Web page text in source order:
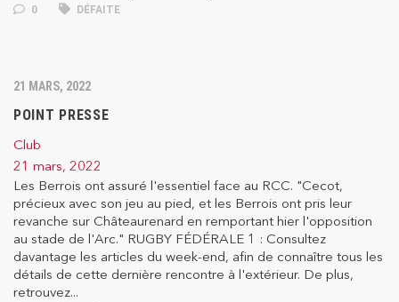
0 DÉFAITE
21 MARS, 2022
POINT PRESSE
Club
21 mars, 2022
Les Berrois ont assuré l'essentiel face au RCC. "Cecot,
précieux avec son jeu au pied, et les Berrois ont pris leur
revanche sur Châteaurenard en remportant hier l'opposition
au stade de l'Arc." RUGBY FÉDÉRALE 1 : Consultez
davantage les articles du week-end, afin de connaître tous les
détails de cette dernière rencontre à l'extérieur. De plus,
retrouvez...